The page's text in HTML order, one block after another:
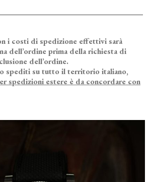
i costi di spedizione effettivi sarà
dell’ordine prima della richiesta di
dell’ordine.
spediti su tutto il territorio italiano,
spedizioni estere è da concordare con